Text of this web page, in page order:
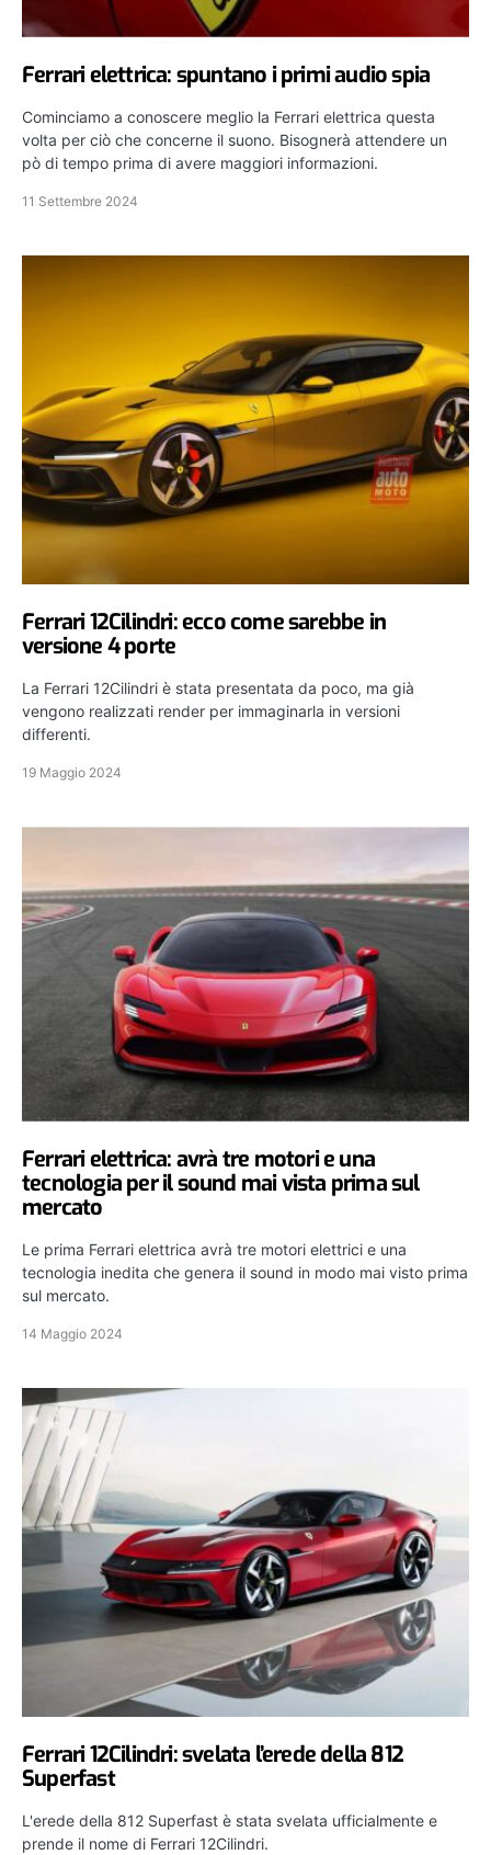
Ferrari elettrica: spuntano i primi audio spia
Cominciamo a conoscere meglio la Ferrari elettrica questa
volta per ciò che concerne il suono. Bisognerà attendere un
pò di tempo prima di avere maggiori informazioni.
11 Settembre 2024
Ferrari 12Cilindri: ecco come sarebbe in
versione 4 porte
La Ferrari 12Cilindri è stata presentata da poco, ma già
vengono realizzati render per immaginarla in versioni
differenti.
19 Maggio 2024
Ferrari elettrica: avrà tre motori e una
tecnologia per il sound mai vista prima sul
mercato
Le prima Ferrari elettrica avrà tre motori elettrici e una
tecnologia inedita che genera il sound in modo mai visto prima
sul mercato.
14 Maggio 2024
Ferrari 12Cilindri: svelata l’erede della 812
Superfast
L'erede della 812 Superfast è stata svelata ufficialmente e
prende il nome di Ferrari 12Cilindri.